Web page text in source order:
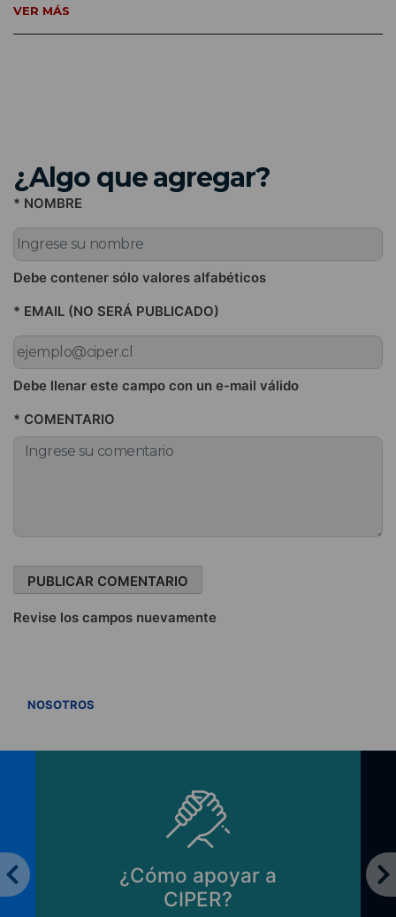
VER MÁS
¿Algo que agregar?
* NOMBRE
Debe contener sólo valores alfabéticos
* EMAIL (NO SERÁ PUBLICADO)
Debe llenar este campo con un e-mail válido
* COMENTARIO
Revise los campos nuevamente
NOSOTROS
¿Cómo apoyar a
CIPER?